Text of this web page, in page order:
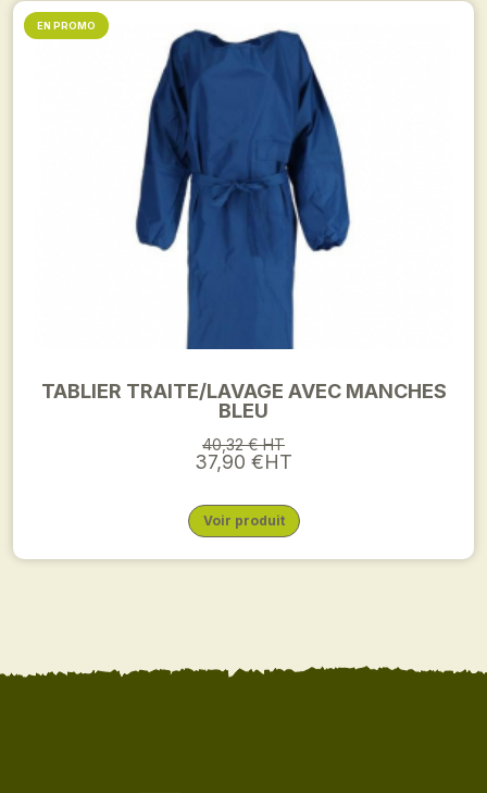
TABLIER TRAITE/LAVAGE AVEC MANCHES
BLEU
40,32 € HT
37,90 €HT
Voir produit
EN PROMO